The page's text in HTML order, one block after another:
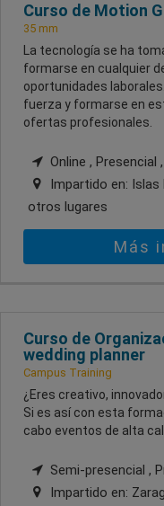
Curso de Motion
35 mm
La tecnología se ha
formarse en cualquier
oportunidades
fuerza y formarse en
ofertas profesionales.
Online , Presencial
Impartido en: Islas
otros lugares
Más
Curso de
wedding planner
Campus Training
¿Eres creativo,
Si es así con esta
cabo eventos de alta
Semi-presencial ,
Impartido en: